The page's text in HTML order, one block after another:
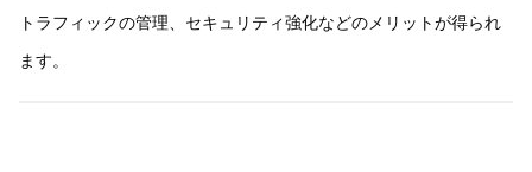
トラフィックの管理、セキュリティ強化などのメリットが得られ
ます。